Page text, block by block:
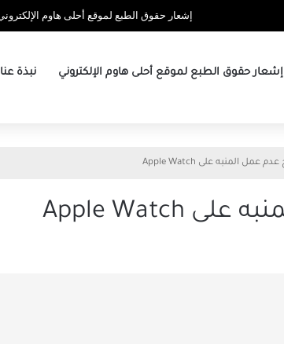
إشعار حقوق الطبع لموقع أحلى هاوم
إشعار حقوق الطبع لموقع أحلى هاوم الإلكتروني نبذة عنا